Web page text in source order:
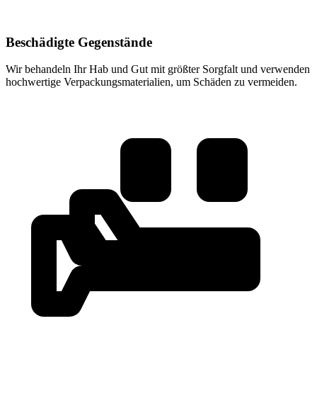
Beschädigte Gegenstände
Wir behandeln Ihr Hab und Gut mit größter Sorgfalt und verwenden
hochwertige Verpackungsmaterialien, um Schäden zu vermeiden.